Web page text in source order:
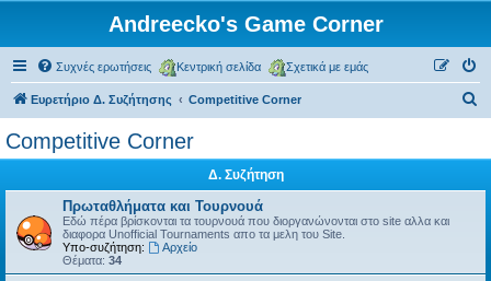
Andreecko's Game Corner
Συχνές ερωτήσεις Κεντρική σελίδα Σχετικά με εμάς
Ευρετήριο Δ. Συζήτησης Competitive Corner
Competitive Corner
Δ. Συζήτηση
Πρωταθλήματα και Τουρνουά
Εδώ πέρα βρίσκονται τα τουρνουά που διοργανώνονται στο site αλλα και
διαφορα Unofficial Tournaments απο τα μελη του Site.
Υπο-συζήτηση:
Αρχείο
Θέματα: 34